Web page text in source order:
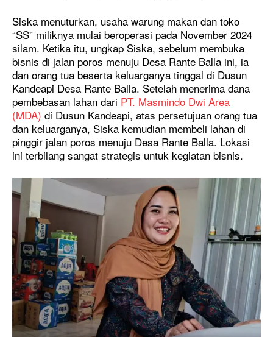
Siska menuturkan, usaha warung makan dan toko
“SS” miliknya mulai beroperasi pada November 2024
silam. Ketika itu, ungkap Siska, sebelum membuka
bisnis di jalan poros menuju Desa Rante Balla ini, ia
dan orang tua beserta keluarganya tinggal di Dusun
Kandeapi Desa Rante Balla. Setelah menerima dana
pembebasan lahan dari PT. Masmindo Dwi Area
(MDA) di Dusun Kandeapi, atas persetujuan orang tua
dan keluarganya, Siska kemudian membeli lahan di
pinggir jalan poros menuju Desa Rante Balla. Lokasi
ini terbilang sangat strategis untuk kegiatan bisnis.